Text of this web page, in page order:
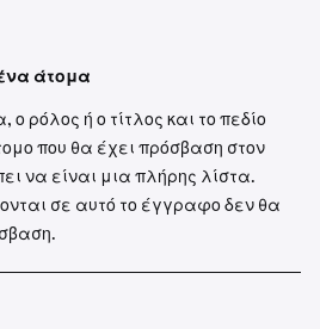
άτομα
ρόλος ή ο τίτλος και το πεδίο
που θα έχει πρόσβαση στον
να είναι μια πλήρης λίστα.
σε αυτό το έγγραφο δεν θα